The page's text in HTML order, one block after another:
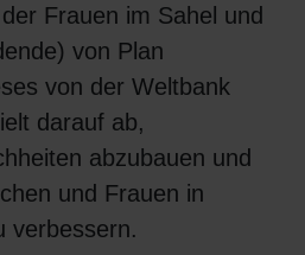
Frauen im Sahel und
von Plan
von der Weltbank
darauf ab,
abzubauen und
und Frauen in
verbessern.